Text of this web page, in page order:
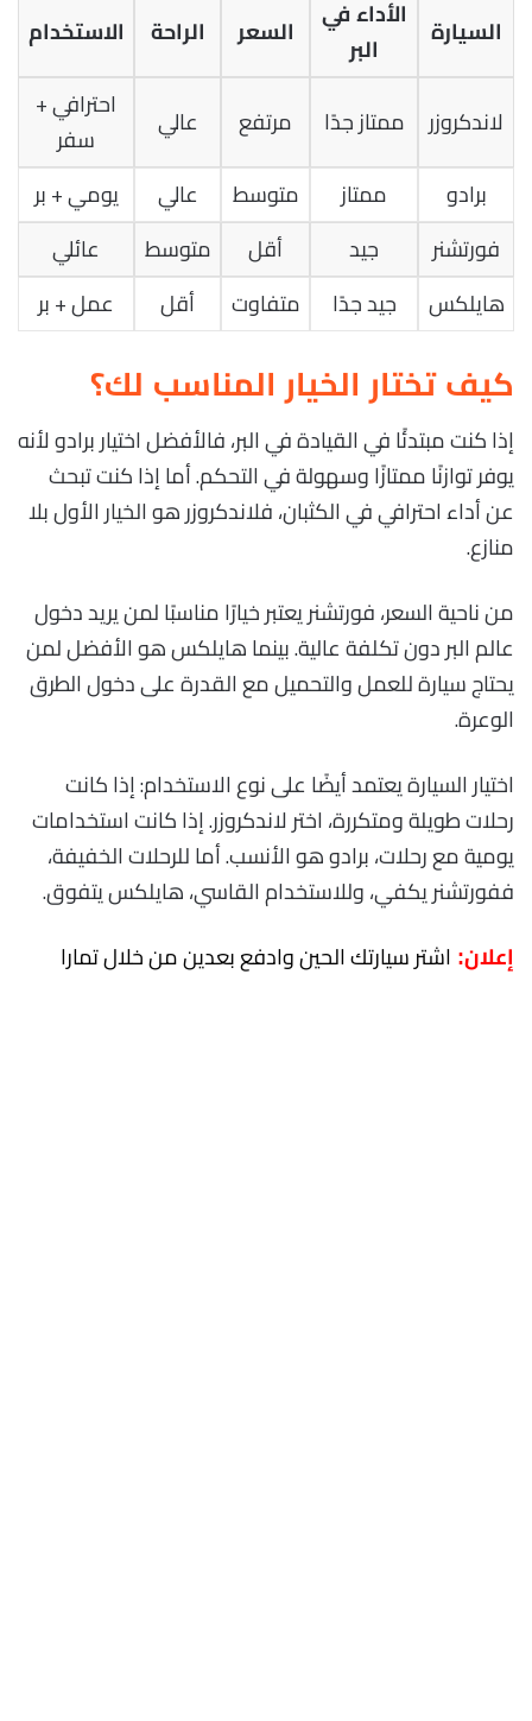
السيارة
الأداء في
البر
السعر الراحة الاستخدام
لاندكروزر ممتاز جدًا مرتفع عالي
احترافي +
سفر
برادو
ممتاز متوسط عالي
يومي + بر
فورتشنر
جيد أقل متوسط
عائلي
هايلكس
جيد جدًا متفاوت أقل عمل + بر
كيف تختار الخيار المناسب لك؟
إذا كنت مبتدئًا في القيادة في البر، فالأفضل اختيار برادو لأنه
يوفر توازنًا ممتازًا وسهولة في التحكم. أما إذا كنت تبحث
عن أداء احترافي في الكثبان، فلاندكروزر هو الخيار الأول بلا
منازع.
من ناحية السعر، فورتشنر يعتبر خيارًا مناسبًا لمن يريد دخول
عالم البر دون تكلفة عالية. بينما هايلكس هو الأفضل لمن
يحتاج سيارة للعمل والتحميل مع القدرة على دخول الطرق
الوعرة.
اختيار السيارة يعتمد أيضًا على نوع الاستخدام: إذا كانت
رحلات طويلة ومتكررة، اختر لاندكروزر. إذا كانت استخدامات
يومية مع رحلات، برادو هو الأنسب. أما للرحلات الخفيفة،
ففورتشنر يكفي، وللاستخدام القاسي، هايلكس يتفوق.
إعلان: اشتر سيارتك الحين وادفع بعدين من خلال تمارا